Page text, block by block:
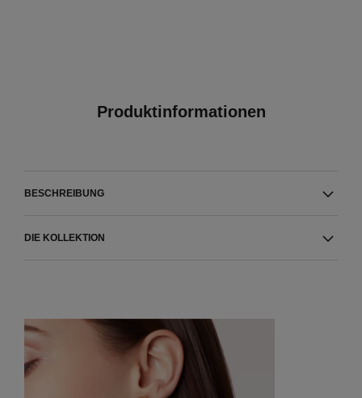
Produktinformationen
BESCHREIBUNG
DIE KOLLEKTION